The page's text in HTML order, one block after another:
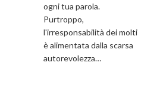
ogni tua parola.
Purtroppo,
l'irresponsabilità dei molti
è alimentata dalla scarsa
autorevolezza…